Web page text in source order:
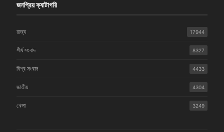
জনপ্রিয় ক্যাটাগরি
রাজ্য 17944
শীর্ষ সংবাদ 8327
বিশ্ব সংবাদ 4433
জাতীয় 4304
খেলা 3249